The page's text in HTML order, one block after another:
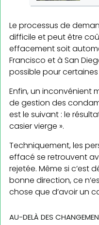
Le processus de
difficile et peut être
effacement soit
Francisco et à San
possible pour
Enfin, un inconvénient
de gestion des
est le suivant : le
casier vierge ».
Techniquement, les
effacé se retrouvent
rejetée. Même si c’est
bonne direction, ce
chose que d’avoir un
AU-DELÀ DES